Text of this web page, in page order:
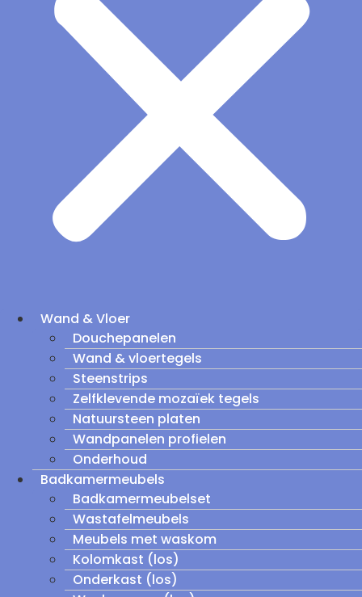
Wand & Vloer
Douchepanelen
Wand & vloertegels
Steenstrips
Zelfklevende mozaïek tegels
Natuursteen platen
Wandpanelen profielen
Onderhoud
Badkamermeubels
Badkamermeubelset
Wastafelmeubels
Meubels met waskom
Kolomkast (los)
Onderkast (los)